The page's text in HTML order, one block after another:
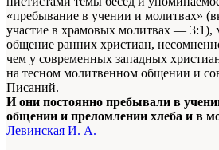
«пребывание в учении и молитвах»
участие в храмовых молитвах — 3:1),
общение ранних христиан,
чем у современных западных
на тесном молитвенном общении и
Писаний.
И они постоянно пребывали в
общении и преломлении хлеба и в
Левинская И. А.